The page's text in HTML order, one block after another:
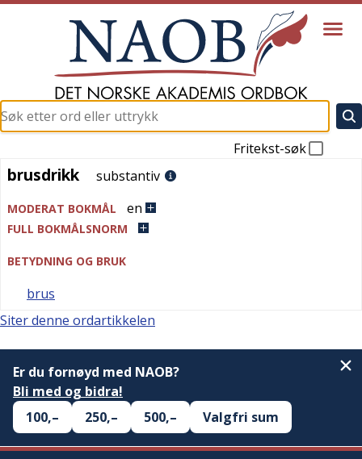
Fritekst-søk
brusdrikk
brusdrikk substantiv
MODERAT BOKMÅL en
FULL BOKMÅLSNORM
BETYDNING OG BRUK
brus
Siter denne ordartikkelen
Er du fornøyd med NAOB?
Bli med og bidra!
100,–
250,– 500,– Valgfri sum